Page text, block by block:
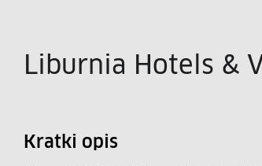
Liburnia Hotels &
Kratki opis